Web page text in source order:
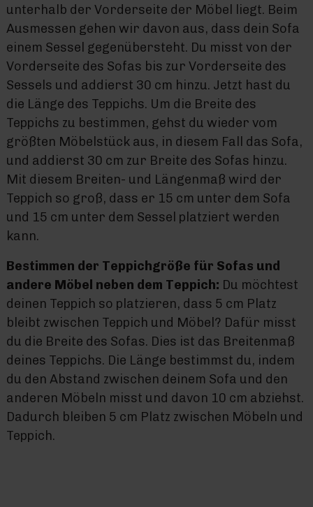
unterhalb der Vorderseite der Möbel liegt. Beim
Ausmessen gehen wir davon aus, dass dein Sofa
einem Sessel gegenübersteht. Du misst von der
Vorderseite des Sofas bis zur Vorderseite des
Sessels und addierst 30 cm hinzu. Jetzt hast du
die Länge des Teppichs. Um die Breite des
Teppichs zu bestimmen, gehst du wieder vom
größten Möbelstück aus, in diesem Fall das Sofa,
und addierst 30 cm zur Breite des Sofas hinzu.
Mit diesem Breiten- und Längenmaß wird der
Teppich so groß, dass er 15 cm unter dem Sofa
und 15 cm unter dem Sessel platziert werden
kann.
Bestimmen der Teppichgröße für Sofas und
andere Möbel neben dem Teppich: Du möchtest
deinen Teppich so platzieren, dass 5 cm Platz
bleibt zwischen Teppich und Möbel? Dafür misst
du die Breite des Sofas. Dies ist das Breitenmaß
deines Teppichs. Die Länge bestimmst du, indem
du den Abstand zwischen deinem Sofa und den
anderen Möbeln misst und davon 10 cm abziehst.
Dadurch bleiben 5 cm Platz zwischen Möbeln und
Teppich.